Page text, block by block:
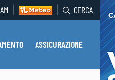
CERCA
ASSICURAZIONE